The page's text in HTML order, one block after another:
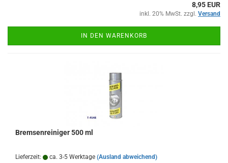
8,95 EUR
inkl. 20% MwSt. zzgl. Versand
IN DEN WARENKORB
Bremsenreiniger 500 ml
Lieferzeit: ca. 3-5 Werktage (Ausland abweichend)